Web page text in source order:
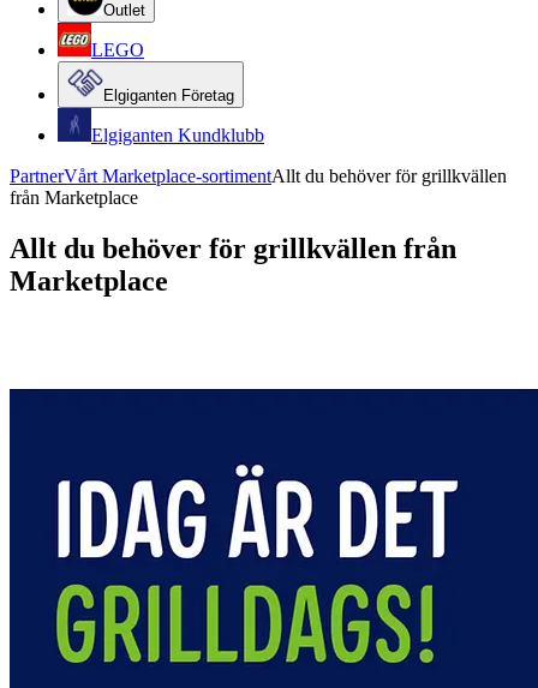
Outlet
LEGO
Elgiganten Företag
Elgiganten Kundklubb
PartnerVårt Marketplace-sortimentAllt du behöver för grillkvällen
från Marketplace
Allt du behöver för grillkvällen från
Marketplace